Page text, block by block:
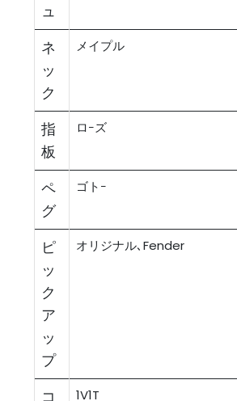
ュ
ネ
ッ
ク
メイプル
指
板
ロｰズ
ペ
グ
ゴトｰ
ピ
ッ
ク
ア
ッ
プ
オリジナル､Fender
コ
1V1T